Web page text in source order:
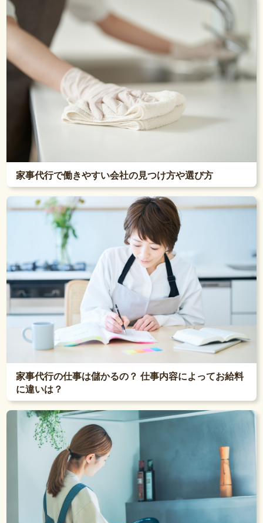
家事代行で働きやすい会社の見つけ方や選び方
家事代行の仕事は儲かるの？ 仕事内容によってお給料
に違いは？